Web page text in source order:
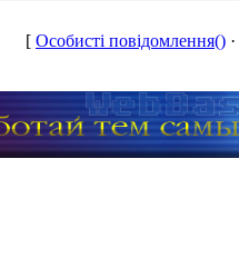
[ Особисті повідомлення() ·